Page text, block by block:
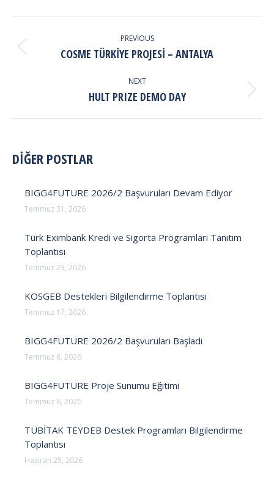
NAVIGATION
PREVIOUS
Previous
COSME TÜRKIYE PROJESI – ANTALYA
NEXT
Next
HULT PRIZE DEMO DAY
DİĞER POSTLAR
BIGG4FUTURE 2026/2 Başvuruları Devam Ediyor
Temmuz 31, 2026
Türk Eximbank Kredi ve Sigorta Programları Tanıtım
Toplantısı
Temmuz 23, 2026
KOSGEB Destekleri Bilgilendirme Toplantısı
Temmuz 17, 2026
BIGG4FUTURE 2026/2 Başvuruları Başladı
Temmuz 8, 2026
BIGG4FUTURE Proje Sunumu Eğitimi
Temmuz 6, 2026
TÜBİTAK TEYDEB Destek Programları Bilgilendirme
Toplantısı
Haziran 25, 2026